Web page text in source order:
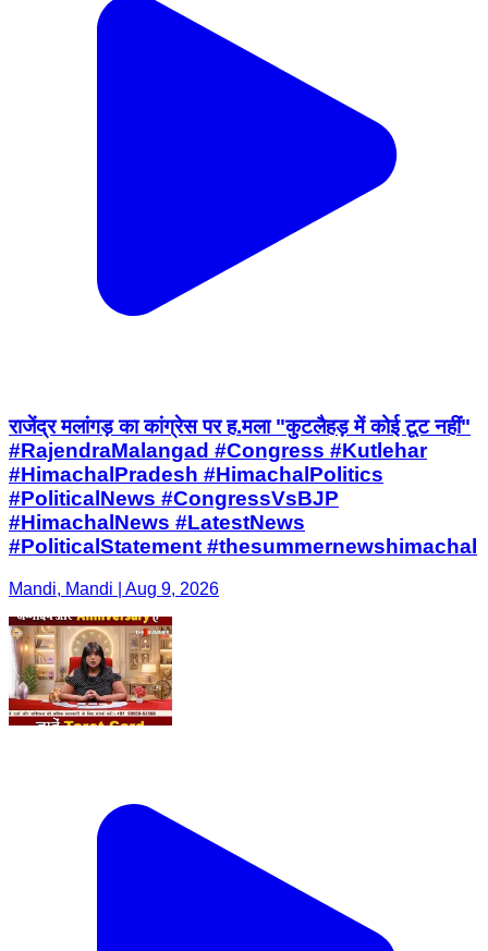
राजेंद्र मलांगड़ का कांग्रेस पर ह.मला "कुटलैहड़ में कोई टूट नहीं"
#RajendraMalangad #Congress #Kutlehar
#HimachalPradesh #HimachalPolitics
#PoliticalNews #CongressVsBJP
#HimachalNews #LatestNews
#PoliticalStatement #thesummernewshimachal
Mandi, Mandi | Aug 9, 2026